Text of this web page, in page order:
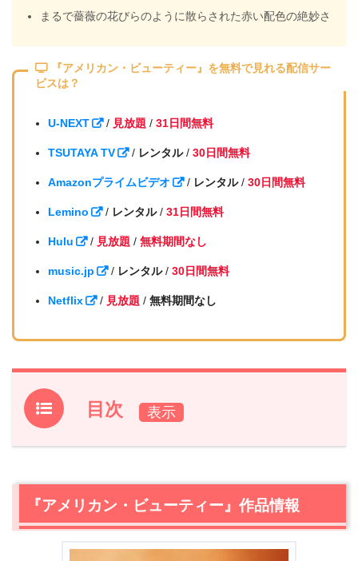
まるで薔薇の花びらのように散らされた赤い配色の絶妙さ
『アメリカン・ビューティー』を無料で見れる配信サー
ビスは？
U-NEXT / 見放題 / 31日間無料
TSUTAYA TV / レンタル/ 30日間無料
Amazonプライムビデオ / レンタル/ 30日間無料
Lemino / レンタル/ 31日間無料
Hulu / 見放題 / 無料期間なし
music.jp / レンタル/ 30日間無料
Netflix / 見放題 / 無料期間なし
目次
1.『アメリカン・ビューティー』作品情報
2.1
『アメリカン・ビューティー』作品情報